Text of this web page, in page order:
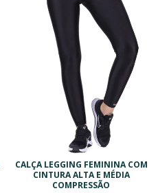
CALÇA LEGGING FEMININA COM
CINTURA ALTA E MÉDIA
COMPRESSÃO